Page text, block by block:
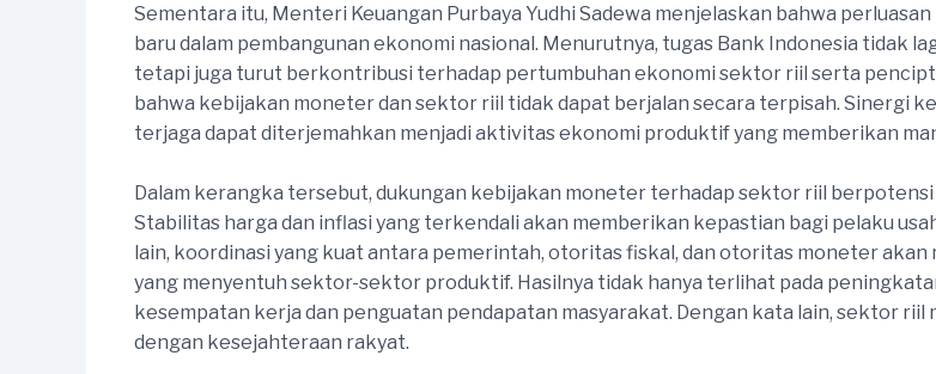
Sementara itu, Menteri Keuangan Purbaya Yudhi Sadewa menjelaskan bahwa
baru dalam pembangunan ekonomi nasional. Menurutnya, tugas Bank Indonesia tidak
tetapi juga turut berkontribusi terhadap pertumbuhan ekonomi sektor riil serta
bahwa kebijakan moneter dan sektor riil tidak dapat berjalan secara terpisah. Sinergi
terjaga dapat diterjemahkan menjadi aktivitas ekonomi produktif yang memberikan
Dalam kerangka tersebut, dukungan kebijakan moneter terhadap sektor riil
Stabilitas harga dan inflasi yang terkendali akan memberikan kepastian bagi pelaku
lain, koordinasi yang kuat antara pemerintah, otoritas fiskal, dan otoritas moneter
yang menyentuh sektor-sektor produktif. Hasilnya tidak hanya terlihat pada
kesempatan kerja dan penguatan pendapatan masyarakat. Dengan kata lain, sektor
dengan kesejahteraan rakyat.